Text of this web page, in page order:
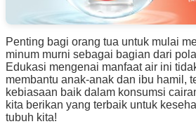
Penting bagi orang tua untuk mulai
minum murni sebagai bagian dari
Edukasi mengenai manfaat air ini
membantu anak-anak dan ibu hamil,
kebiasaan baik dalam konsumsi
kita berikan yang terbaik untuk
tubuh kita!